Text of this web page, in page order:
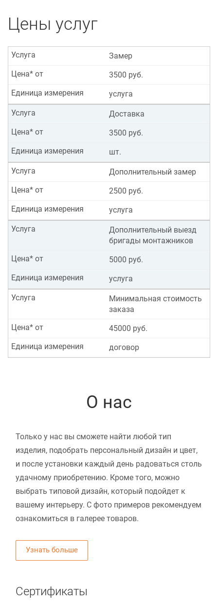
Цены услуг
Замер
Услуга
3500 руб.
Цена* от
услуга
Единица измерения
Доставка
Услуга
3500 руб.
Цена* от
шт.
Единица измерения
Дополнительный замер
Услуга
2500 руб.
Цена* от
услуга
Единица измерения
Дополнительный выезд
бригады монтажников
Услуга
5000 руб.
Цена* от
услуга
Единица измерения
Минимальная стоимость
заказа
Услуга
45000 руб.
Цена* от
договор
Единица измерения
О нас
Только у нас вы сможете найти любой тип
изделия, подобрать персональный дизайн и цвет,
и после установки каждый день радоваться столь
удачному приобретению. Кроме того, можно
выбрать типовой дизайн, который подойдет к
вашему интерьеру. С фото примеров рекомендуем
ознакомиться в галерее товаров.
Узнать больше
Сертификаты